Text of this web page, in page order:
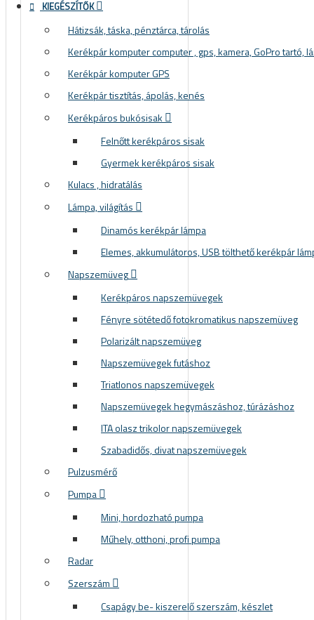
KIEGÉSZÍTŐK
Hátizsák, táska, pénztárca, tárolás
Kerékpár komputer computer , gps, kamera, GoPro tartó,
Kerékpár komputer GPS
Kerékpár tisztítás, ápolás, kenés
Kerékpáros bukósisak
Felnőtt kerékpáros sisak
Gyermek kerékpáros sisak
Kulacs , hidratálás
Lámpa, világítás
Dinamós kerékpár lámpa
Elemes, akkumulátoros, USB tölthető kerékpár
Napszemüveg
Kerékpáros napszemüvegek
Fényre sötétedő fotokromatikus napszemüveg
Polarizált napszemüveg
Napszemüvegek futáshoz
Triatlonos napszemüvegek
Napszemüvegek hegymászáshoz, túrázáshoz
ITA olasz trikolor napszemüvegek
Szabadidős, divat napszemüvegek
Pulzusmérő
Pumpa
Mini, hordozható pumpa
Műhely, otthoni, profi pumpa
Radar
Szerszám
Csapágy be- kiszerelő szerszám, készlet